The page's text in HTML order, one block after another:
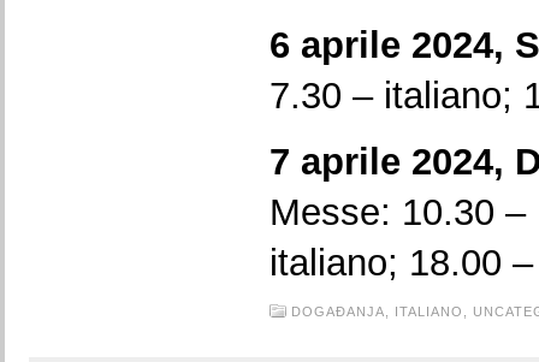
6 aprile 2024,
7.30 – italiano;
7 aprile 2024,
Messe: 10.30
italiano; 18.00
DOGAĐANJA, ITALIANO,